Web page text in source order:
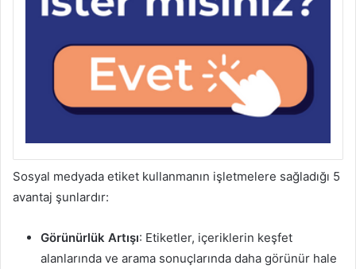
Sosyal medyada etiket kullanmanın işletmelere sağladığı 5
avantaj şunlardır:
Görünürlük Artışı: Etiketler, içeriklerin keşfet
alanlarında ve arama sonuçlarında daha görünür hale